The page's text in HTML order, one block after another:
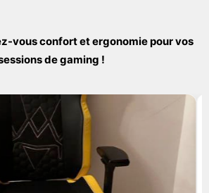
vous confort et ergonomie pour vos
de gaming !